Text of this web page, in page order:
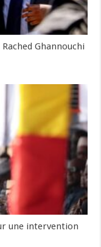
Ghannouchi
une intervention